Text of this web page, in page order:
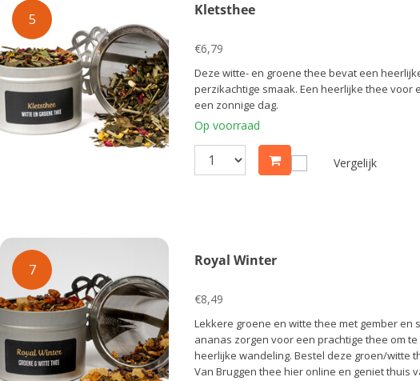
5
Kletsthee
€6,79
Deze witte- en groene thee bevat een
perzikachtige smaak. Een heerlijke thee voor
een zonnige dag.
Op voorraad
Vergelijk
7
Royal Winter
€8,49
Lekkere groene en witte thee met gember en
ananas zorgen voor een prachtige thee om
heerlijke wandeling. Bestel deze groen/witte
Van Bruggen thee hier online en geniet thuis